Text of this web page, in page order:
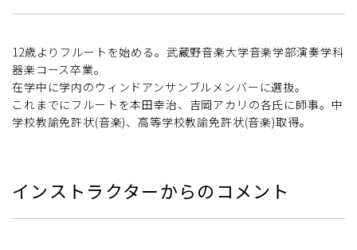
12歳よりフルートを始める。武蔵野音楽大学音楽学部演奏学科
器楽コース卒業。
在学中に学内のウィンドアンサンブルメンバーに選抜。
これまでにフルートを本田幸治、吉岡アカリの各氏に師事。中
学校教諭免許状(音楽)、高等学校教諭免許状(音楽)取得。
インストラクターからのコメント